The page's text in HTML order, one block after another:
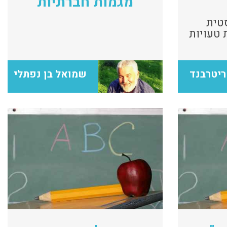
לרציונאליות אקולוגית טעויות
יום
שמואל בן נפתלי